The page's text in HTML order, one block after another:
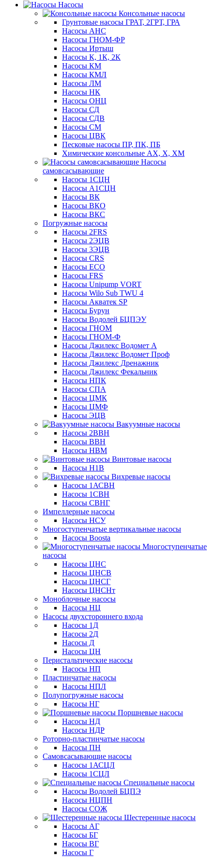
Насосы
Консольные насосы
Грунтовые насосы ГРАТ, 2ГРТ, ГРА
Насосы АНС
Насосы ГНОМ-ФР
Насосы Иртыш
Насосы К, 1К, 2К
Насосы КМ
Насосы КМЛ
Насосы ЛМ
Насосы НК
Насосы ОНЦ
Насосы СД
Насосы СДВ
Насосы СМ
Насосы ЦВК
Песковые насосы ПР, ПК, ПБ
Химические консольные АХ, Х, ХМ
Насосы
самовсасывающие
Насосы 1СЦН
Насосы А1СЦН
Насосы ВК
Насосы ВКО
Насосы ВКС
Погружные насосы
Насосы 2FRS
Насосы 2ЭЦВ
Насосы 3ЭЦВ
Насосы CRS
Насосы ECO
Насосы FRS
Насосы Unipump VORT
Насосы Wilo Sub TWU 4
Насосы Акватек SP
Насосы Бурун
Насосы Водолей БЦПЭУ
Насосы ГНОМ
Насосы ГНОМ-Ф
Насосы Джилекс Водомет А
Насосы Джилекс Водомет Проф
Насосы Джилекс Дренажник
Насосы Джилекс Фекальник
Насосы НПК
Насосы СПА
Насосы ЦМК
Насосы ЦМФ
Насосы ЭЦВ
Вакуумные насосы
Насосы 2ВВН
Насосы ВВН
Насосы НВМ
Винтовые насосы
Насосы Н1В
Вихревые насосы
Насосы 1АСВН
Насосы 1СВН
Насосы СВНГ
Импеллерные насосы
Насосы НСУ
Многоступенчатые вертикальные насосы
Насосы Boosta
Многоступенчатые
насосы
Насосы ЦНС
Насосы ЦНСВ
Насосы ЦНСГ
Насосы ЦНСНт
Моноблочные насосы
Насосы НЦ
Насосы двухстороннего входа
Насосы 1Д
Насосы 2Д
Насосы Д
Насосы ЦН
Перистальтические насосы
Насосы НП
Пластинчатые насосы
Насосы НПЛ
Полупогружные насосы
Насосы НГ
Поршневые насосы
Насосы НД
Насосы НДР
Роторно-пластинчатые насосы
Насосы ПН
Самовсасывающие насосы
Насосы 1АСЦЛ
Насосы 1СЦЛ
Специальные насосы
Насосы Водолей БЦПЭ
Насосы НЦПН
Насосы СОЖ
Шестеренные насосы
Насосы АГ
Насосы БГ
Насосы ВГ
Насосы Г